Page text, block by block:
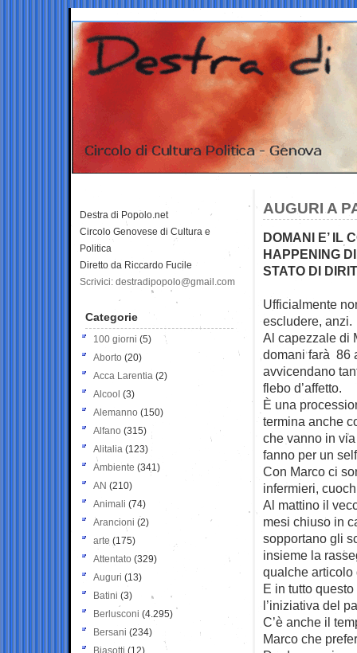
AUGURI A
DOMANI E’ IL
HAPPENING
STATO DI
Ufficialmente
escludere, anzi.
Al capezzale di
domani farà 86
avvicendano
flebo d’affetto.
È una
termina anche
che vanno in
fanno per un
Con Marco ci
infermieri,
Al mattino il
mesi chiuso in
sopportano gli
insieme la
qualche articolo
E in tutto
l’iniziativa del
C’è anche il
Marco che
Destra di Popolo.net
Circolo Genovese di Cultura e
Politica
Diretto da Riccardo Fucile
Scrivici: destradipopolo@gmail.com
Categorie
100 giorni (5)
Aborto (20)
Acca Larentia (2)
Alcool (3)
Alemanno (150)
Alfano (315)
Alitalia (123)
Ambiente (341)
AN (210)
Animali (74)
Arancioni (2)
arte (175)
Attentato (329)
Auguri (13)
Batini (3)
Berlusconi (4.295)
Bersani (234)
Biasotti (12)